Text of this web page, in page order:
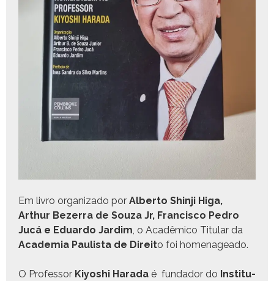
Em livro orga­ni­za­do por Alber­to Shin­ji Higa,
Arthur Bez­er­ra de Souza Jr, Fran­cis­co Pedro
Jucá e Eduar­do Jardim, o Acadêmi­co Tit­u­lar da
Acad­e­mia Paulista de Dire­ito foi homenageado.
O Pro­fes­sor Kiyoshi Hara­da é fun­dador do Insti­tu­